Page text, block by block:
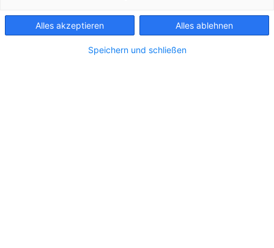
Alles akzeptieren Alles ablehnen
Speichern und schließen